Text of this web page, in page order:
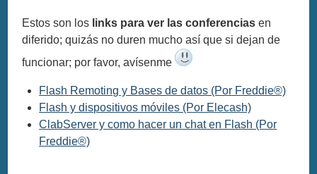
Estos son los links para ver las conferencias en
diferido; quizás no duren mucho así que si dejan de
funcionar; por favor, avísenme
Flash Remoting y Bases de datos (Por Freddie®)
Flash y dispositivos móviles (Por Elecash)
ClabServer y como hacer un chat en Flash (Por
Freddie®)